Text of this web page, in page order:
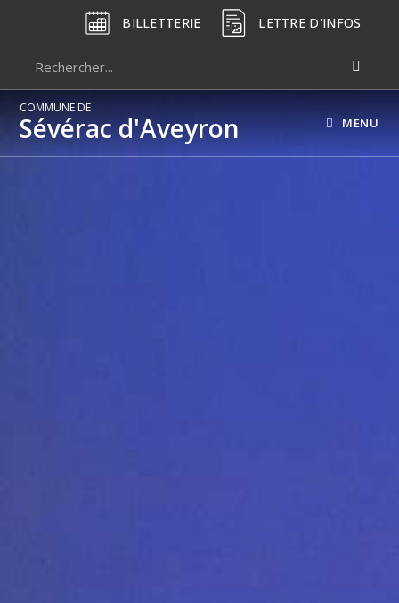
BILLETTERIE LETTRE D'INFOS
COMMUNE DE
Sévérac d'Aveyron MENU